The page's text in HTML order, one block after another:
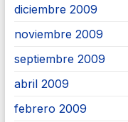
diciembre 2009
noviembre 2009
septiembre 2009
abril 2009
febrero 2009